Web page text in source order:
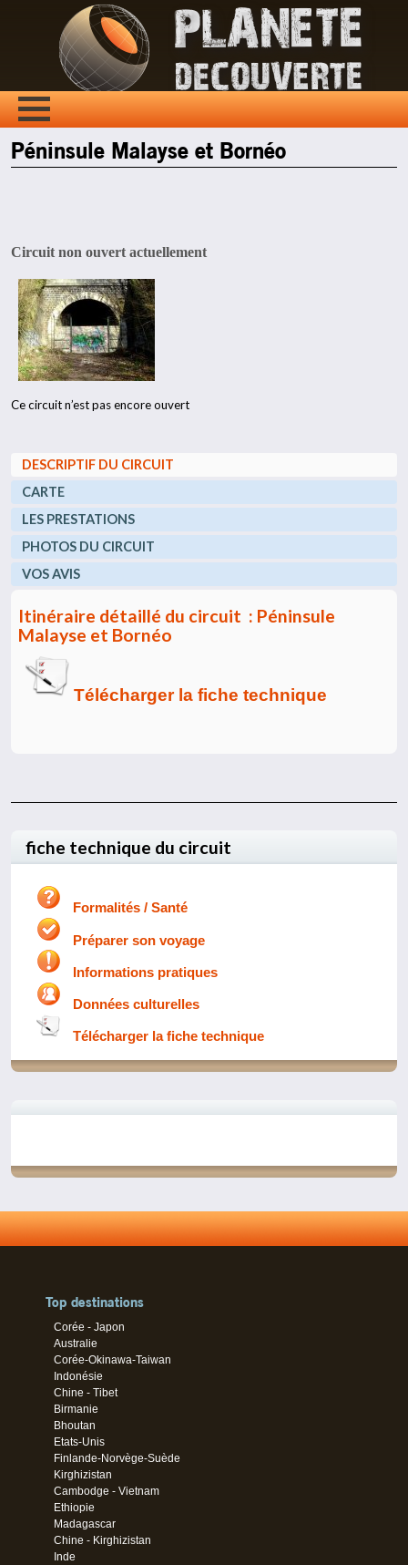
Péninsule Malayse et Bornéo
Circuit non ouvert actuellement
Ce circuit n’est pas encore ouvert
DESCRIPTIF DU CIRCUIT
CARTE
LES PRESTATIONS
PHOTOS DU CIRCUIT
VOS AVIS
Itinéraire détaillé du circuit : Péninsule
Malayse et Bornéo
Télécharger la fiche technique
fiche technique du circuit
Formalités / Santé
Préparer son voyage
Informations pratiques
Données culturelles
Télécharger la fiche technique
Top destinations
Corée - Japon
Australie
Corée-Okinawa-Taiwan
Indonésie
Chine - Tibet
Birmanie
Bhoutan
Etats-Unis
Finlande-Norvège-Suède
Kirghizistan
Cambodge - Vietnam
Ethiopie
Madagascar
Chine - Kirghizistan
Inde